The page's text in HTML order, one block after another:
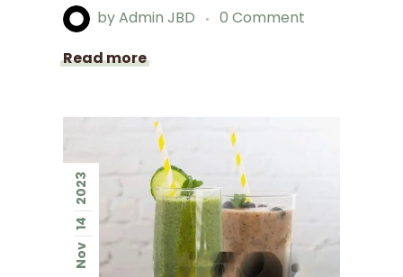
byAdmin JBD
0 Comment
Read more
Nov
14
2023